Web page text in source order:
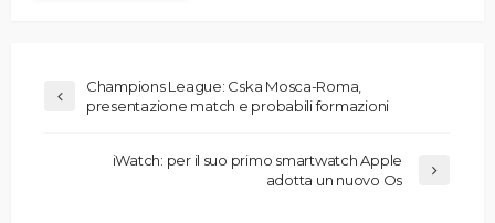
Champions League: Cska Mosca-Roma,
presentazione match e probabili formazioni
iWatch: per il suo primo smartwatch Apple
adotta un nuovo Os